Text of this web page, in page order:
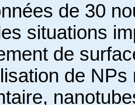
de 30
situations
de
de